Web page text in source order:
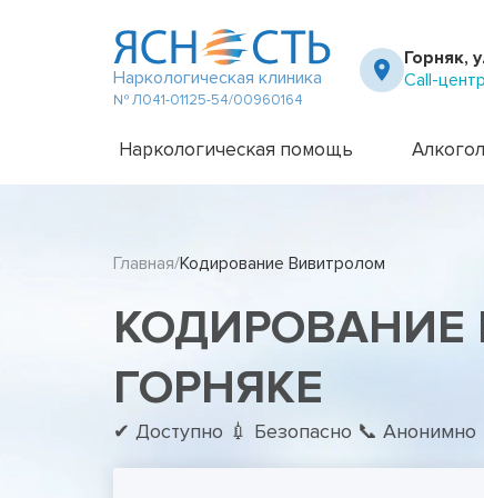
Наркологическая клиника
№ Л041-01125-54/00960164
Горняк,
Call-центр
Наркологическая помощь
Телефон доверия
Главная Кодирование Вивитролом
КОДИРОВАНИЕ
ГОРНЯКЕ
✔ Доступно 💉 Безопасно 📞 Анонимно